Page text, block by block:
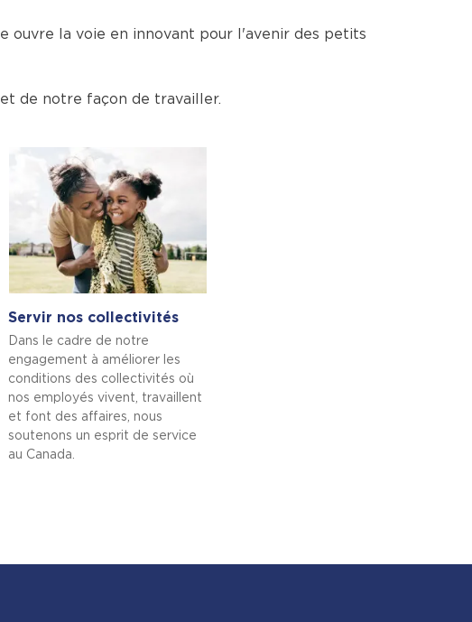
ouvre la voie en innovant pour l'avenir des petits
de notre façon de travailler.
Servir nos collectivités
Dans le cadre de notre
engagement à améliorer les
conditions des collectivités où
nos employés vivent, travaillent
et font des affaires, nous
soutenons un esprit de service
au Canada.